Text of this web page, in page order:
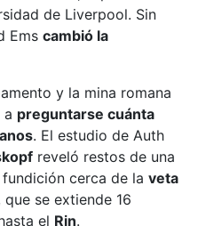
de Liverpool. Sin
Ems cambió la
y la mina romana
a preguntarse cuánta
. El estudio de Auth
reveló restos de una
cerca de la veta
que se extiende 16
el Rin.